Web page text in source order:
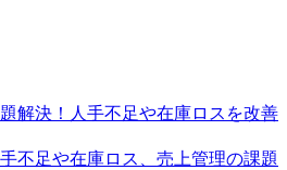
解決！人手不足や在庫ロスを改善
不足や在庫ロス、売上管理の課題